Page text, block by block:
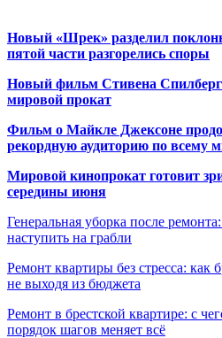
Новый «Шрек» разделил
пятой части разгорелись споры
Новый фильм Стивена
мировой прокат
Фильм о Майкле Джексоне
рекордную аудиторию по всему
Мировой кинопрокат готовит
середины июня
Генеральная уборка после
наступить на грабли
Ремонт квартиры без стресса: как
не выходя из бюджета
Ремонт в брестской квартире: с
порядок шагов меняет всё